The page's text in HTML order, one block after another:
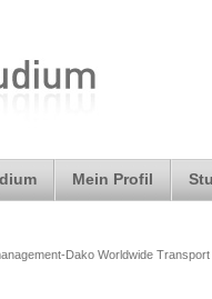
Mein Profil
Dako Worldwide